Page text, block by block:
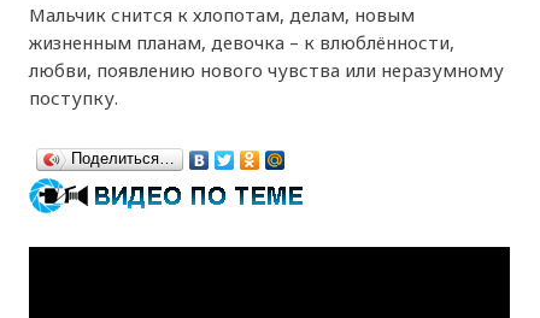
Мальчик снится к хлопотам, делам, новым
жизненным планам, девочка – к влюблённости,
любви, появлению нового чувства или неразумному
поступку.
Поделиться…